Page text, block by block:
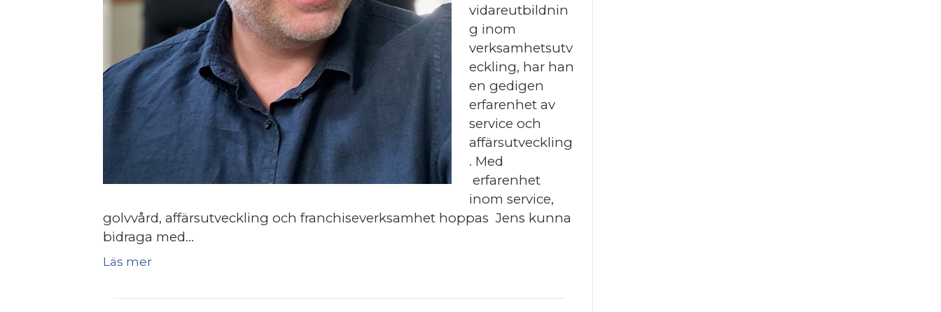
vidareutbildnin
g inom
verksamhetsutv
eckling, har han
en gedigen
erfarenhet av
service och
affärsutveckling
. Med
erfarenhet
inom service,
golvvård, affärsutveckling och franchiseverksamhet hoppas Jens kunna
bidraga med…
Läs mer